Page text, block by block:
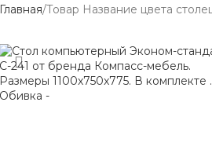
Главная Товар Название цвета